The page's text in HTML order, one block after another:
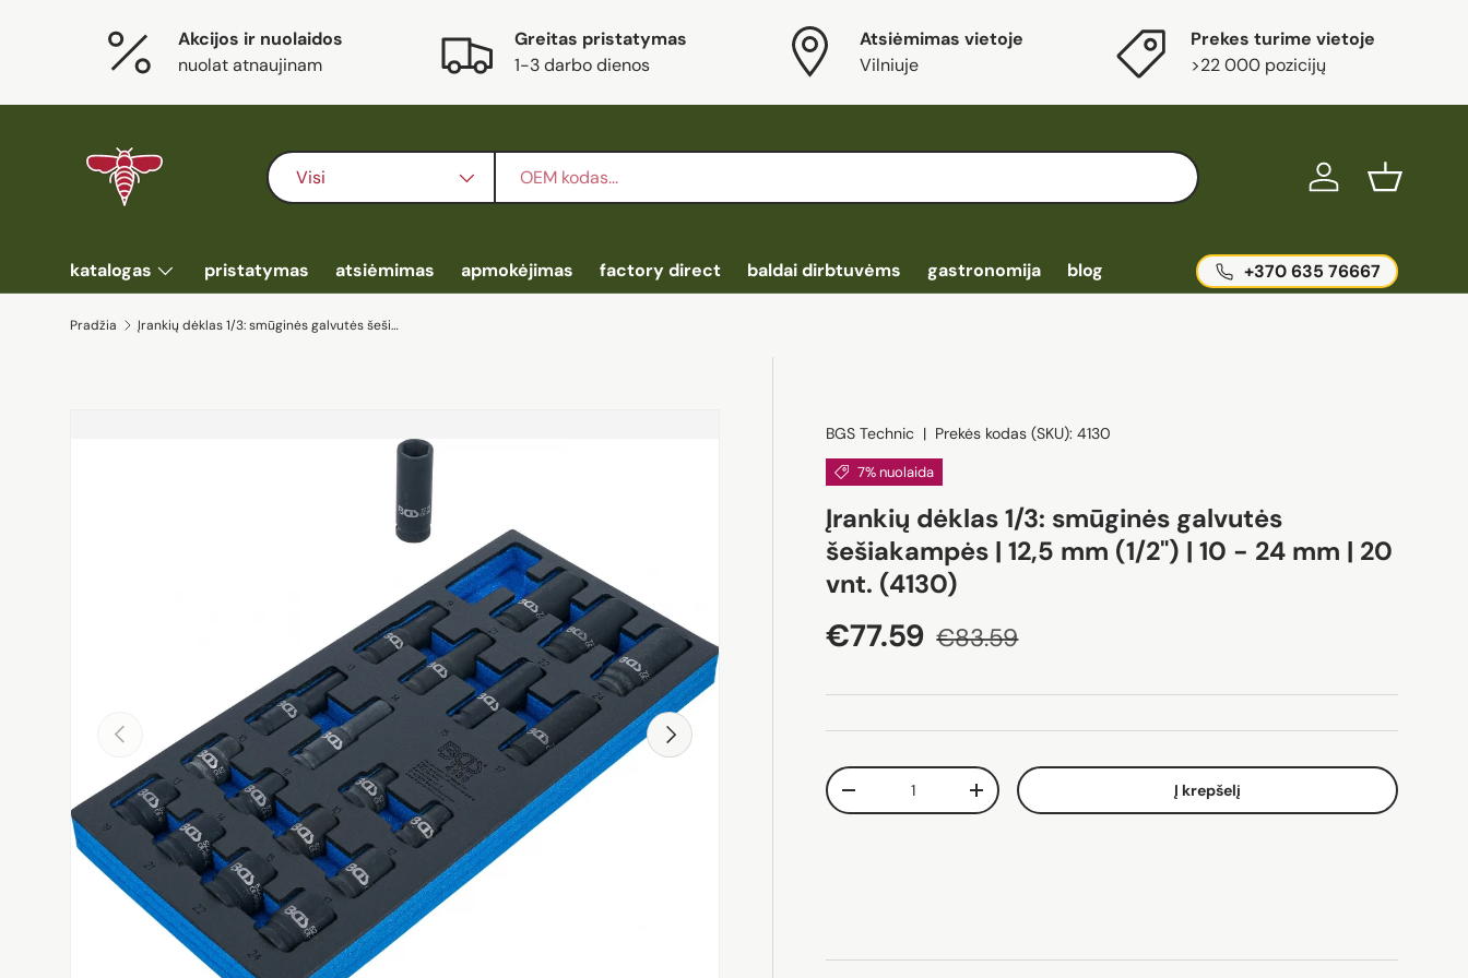
Eiti į turinį
Akcijos ir nuolaidos
nuolat atnaujinam
Greitas pristatymas
1-3 darbo dienos
Atsiėmimas vietoje
Vilniuje
Prekes turime vietoje
>22 000 pozicijų
Ieškoti
Prekės tipas
Visi Ieškoti PrisijungtiKrepšelis
katalogas pristatymas atsiėmimas apmokėjimas factory direct baldai dirbtuvėms gastronomija blog +370 635 76667
Pradžia Įrankių dėklas 1/3: smūginės galvutės šešiakampės | 12,5 mm (1/2") | 10 - 24 mm | 20 vnt. (4130)
Atgal Pirmyn
BGS Technic | Prekės kodas (SKU): 4130
7% nuolaida
Įrankių dėklas 1/3: smūginės galvutės
šešiakampės | 12,5 mm (1/2") | 10 - 24 mm | 20
vnt. (4130)
Akcijos kaina
€77.59 Įprasta kaina
€83.59
Kiekis
Sumažinti kiekį
Padidinti kiekį Į krepšelį